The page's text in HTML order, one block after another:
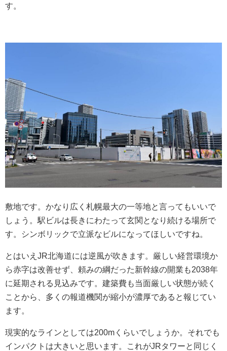
す。
敷地です。かなり広く札幌最大の一等地と言ってもいいで
しょう。駅ビルは長きにわたって玄関となり続ける場所で
す。シンボリックで立派なビルになってほしいですね。
とはいえJR北海道には逆風が吹きます。厳しい経営環境か
ら赤字は改善せず、頼みの綱だった新幹線の開業も2038年
に延期される見込みです。建築費も当面厳しい状態が続く
ことから、多くの報道機関が縮小が濃厚であると報じてい
ます。
現実的なラインとしては200mくらいでしょうか。それでも
インパクトは大きいと思います。これがJRタワーと同じく